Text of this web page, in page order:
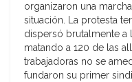
organizaron una
situación. La protesta
dispersó brutalmente a
matando a 120 de las
trabajadoras no se
fundaron su primer